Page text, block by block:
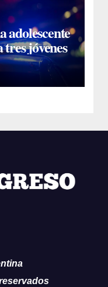
adolescente
tres jóvenes